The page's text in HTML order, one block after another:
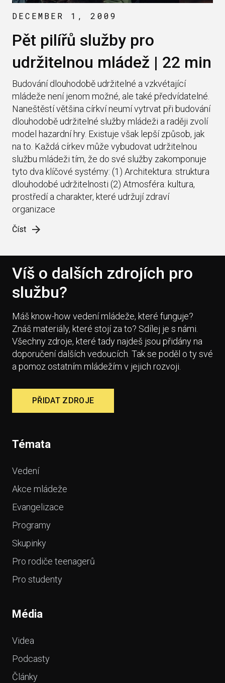
DECEMBER 1, 2009
Pět pilířů služby pro
udržitelnou mládež | 22 min
Budování dlouhodobě udržitelné a vzkvétající
mládeže není jenom možné, ale také předvídatelné.
Naneštěstí většina církví neumí vytrvat při budování
dlouhodobě udržitelné služby mládeži a raději zvolí
model hazardní hry. Existuje však lepší způsob, jak
na to. Každá církev může vybudovat udržitelnou
službu mládeži tím, že do své služby zakomponuje
tyto dva klíčové systémy: (1) Architektura: struktura
dlouhodobé udržitelnosti (2) Atmosféra: kultura,
prostředí a charakter, které udržují zdraví
organizace
Číst
Víš o dalších zdrojích pro
službu?
Máš know-how vedení mládeže, které funguje?
Znáš materiály, které stojí za to? Sdílej je s námi.
Všechny zdroje, které tady najdeš jsou přidány na
doporučení dalších vedoucích. Tak se poděl o ty své
a pomoz ostatním mládežím v jejich rozvoji.
PŘIDAT ZDROJE
Témata
Vedení
Akce mládeže
Evangelizace
Programy
Skupinky
Pro rodiče teenagerů
Pro studenty
Média
Videa
Podcasty
Články